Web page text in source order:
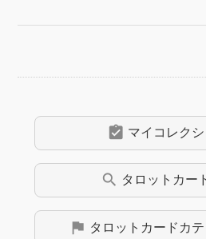
assignment_turned_in マイコレク
search タロットカー
flag タロットカード カ